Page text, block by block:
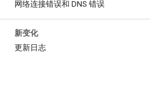
网络连接错误和 DNS 错误
新变化
更新日志